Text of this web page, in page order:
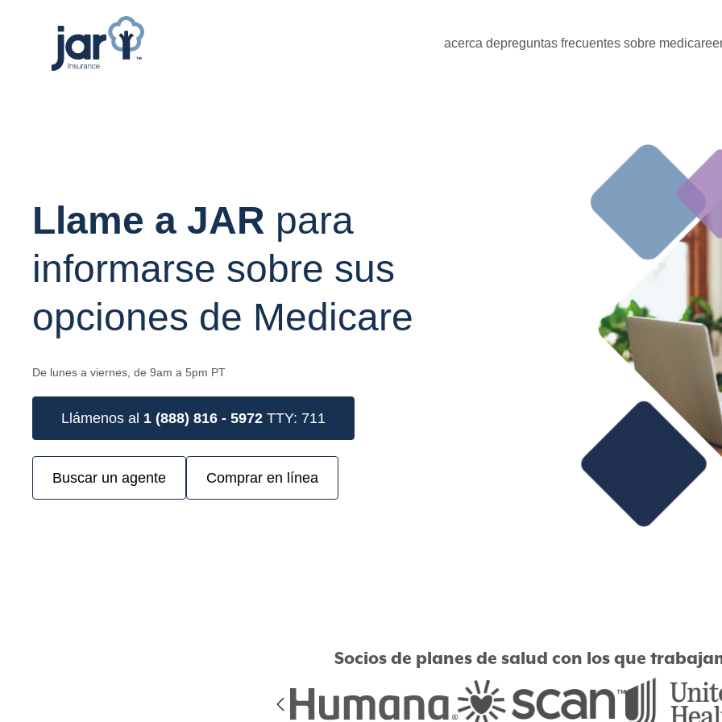
acerca depreguntas frecuentes sobre medicare
Llame a JAR para
informarse sobre sus
opciones de Medicare
De lunes a viernes, de 9am a 5pm PT
Llámenos al 1 (888) 816 - 5972 TTY: 711
Buscar un agente Comprar en línea
Socios de planes de salud con los que